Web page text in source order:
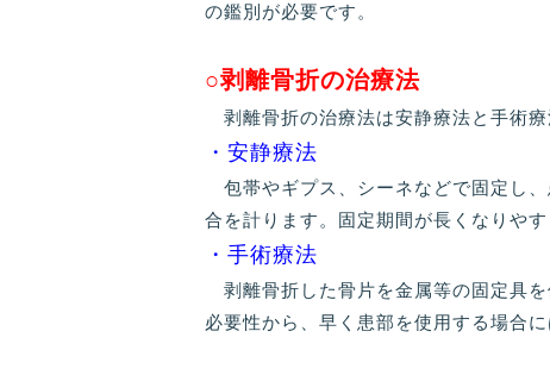
の鑑別が必要です。
○剥離骨折の治療法
剥離骨折の治療法は安静療法と手術療
・安静療法
包帯やギプス、シーネなどで固定し
合を計ります。固定期間が長くなりや
・手術療法
剥離骨折した骨片を金属等の固定具
必要性から、早く患部を使用する場合